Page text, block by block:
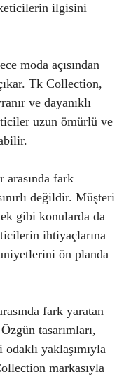
ilgisini
moda açısından
Tk Collection,
ve dayanıklı
uzun ömürlü ve
arasında fark
değildir. Müşteri
gibi konularda da
ihtiyaçlarına
ön planda
fark yaratan
tasarımları,
yaklaşımıyla
markasıyla